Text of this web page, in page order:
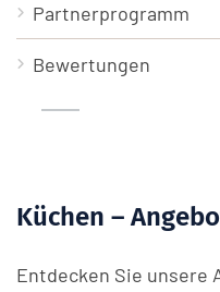
Partnerprogramm
Bewertungen
Küchen –
Entdecken Sie unsere